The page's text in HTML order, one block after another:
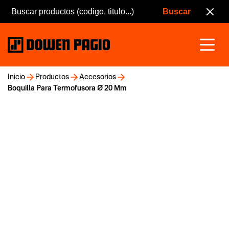
Inicio Productos
Accesorios
Boquilla Para Termofusora Ø 20 Mm